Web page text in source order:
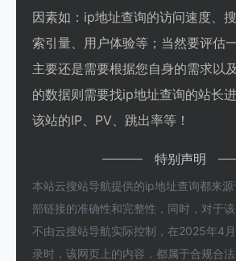
因素如：ip地址查询的访问速度、
索引量、用户体验等；当然要评估
主要还是需要根据您自身的需求以
的数据则需要找ip地址查询的站长
该站的IP、PV、跳出率等！
特别声明
本站云搜站导航提供的ip地址查询都来
部链接的准确性和完整性，同时，对于该
不由云搜站导航实际控制，在2025年4
录时，该网页上的内容，都属于合规合